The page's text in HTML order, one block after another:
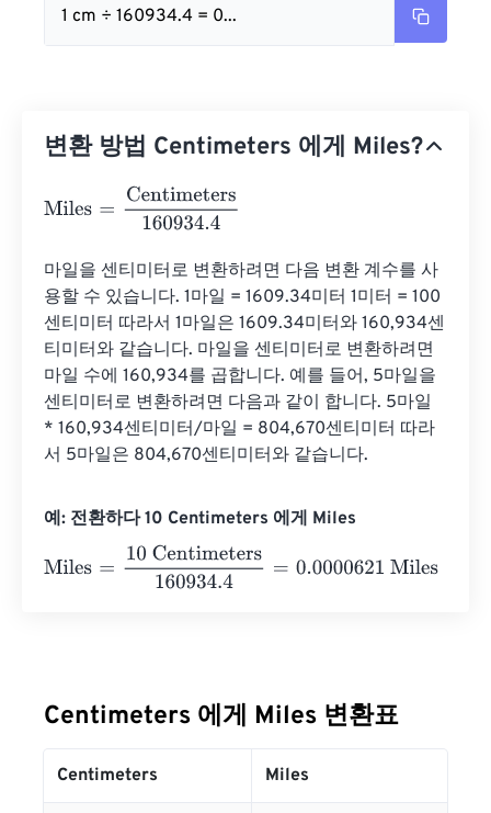
1 cm ÷ 160934.4 = 0...
변환 방법 Centimeters 에게 Miles?
Miles Centimeters160934.4
마일을 센티미터로 변환하려면 다음 변환 계수를 사
용할 수 있습니다. 1마일 = 1609.34미터 1미터 = 100
센티미터 따라서 1마일은 1609.34미터와 160,934센
티미터와 같습니다. 마일을 센티미터로 변환하려면
마일 수에 160,934를 곱합니다. 예를 들어, 5마일을
센티미터로 변환하려면 다음과 같이 합니다. 5마일
* 160,934센티미터/마일 = 804,670센티미터 따라
서 5마일은 804,670센티미터와 같습니다.
예: 전환하다 10 Centimeters 에게 Miles
Miles
10 Centimeters160934.4 = 0.0000621 Miles
Centimeters 에게 Miles 변환표
Centimeters Miles